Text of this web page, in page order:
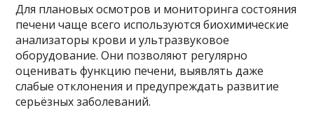
Для плановых осмотров и мониторинга состояния
печени чаще всего используются биохимические
анализаторы крови и ультразвуковое
оборудование. Они позволяют регулярно
оценивать функцию печени, выявлять даже
слабые отклонения и предупреждать развитие
серьёзных заболеваний.